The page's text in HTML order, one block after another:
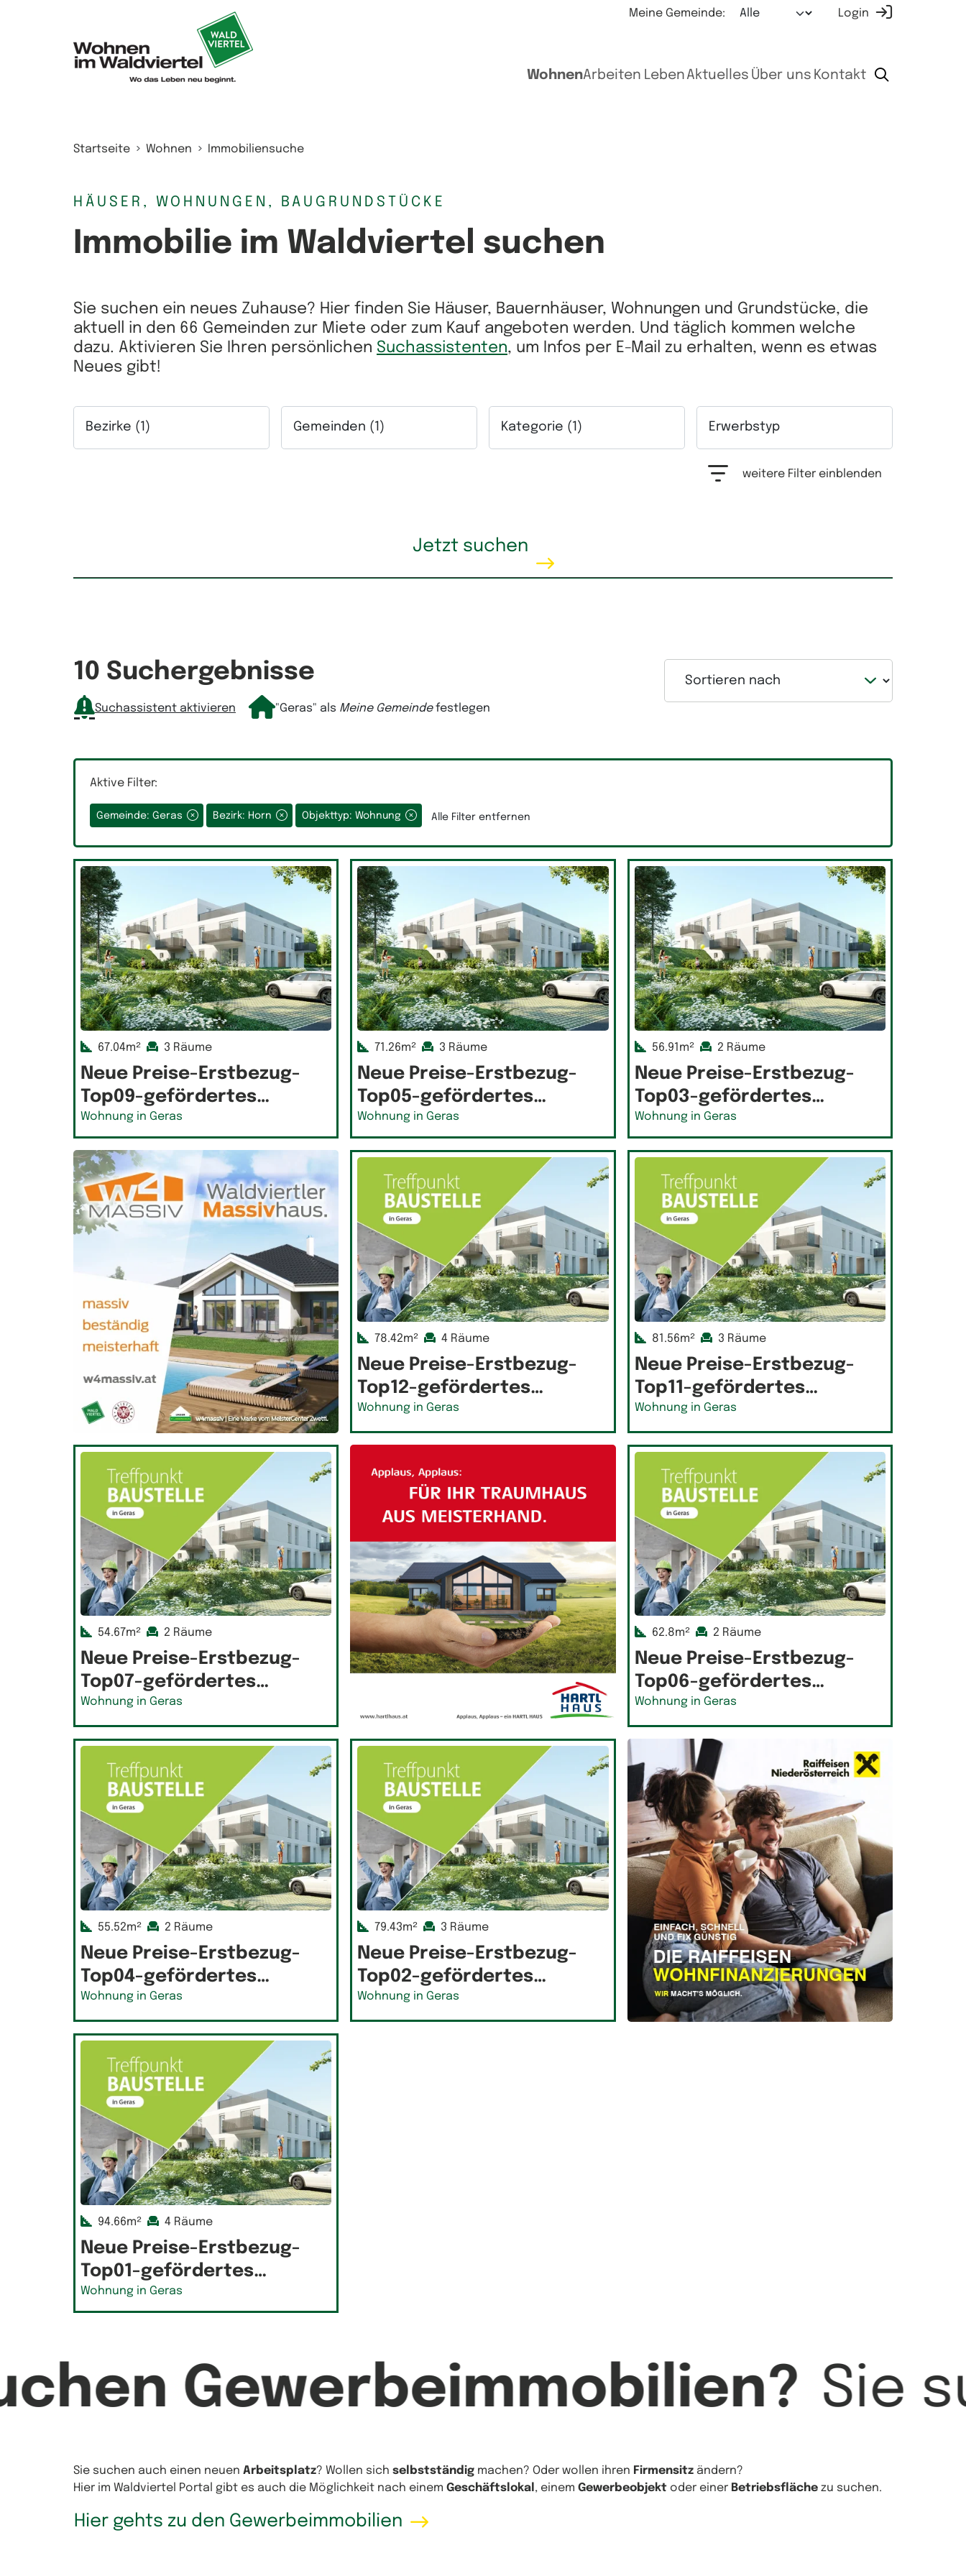
Meine Gemeinde: Login
WohnenArbeiten Leben Aktuelles Über uns Kontakt
Startseite Wohnen Immobiliensuche
HÄUSER, WOHNUNGEN, BAUGRUNDSTÜCKE
Immobilie im Waldviertel suchen
Sie suchen ein neues Zuhause? Hier finden Sie Häuser, Bauernhäuser, Wohnungen und Grundstücke, die
aktuell in den 66 Gemeinden zur Miete oder zum Kauf angeboten werden. Und täglich kommen welche
dazu. Aktivieren Sie Ihren persönlichen Suchassistenten, um Infos per E-Mail zu erhalten, wenn es etwas
Neues gibt!
Bezirke (1) Gemeinden (1) Kategorie (1) Erwerbstyp
weitere Filter einblenden
Auswahlfeld Räume.
Jetzt suchen
10 Suchergebnisse
Suchassistent aktivieren "Geras" als Meine Gemeindefestlegen
Aktive Filter:
Gemeinde: Geras Bezirk: Horn Objekttyp: Wohnung Alle Filter entfernen
67.04m² 3 Räume
Neue Preise-Erstbezug-
Top09-gefördertes…
Wohnung in Geras
71.26m² 3 Räume
Neue Preise-Erstbezug-
Top05-gefördertes…
Wohnung in Geras
56.91m² 2 Räume
Neue Preise-Erstbezug-
Top03-gefördertes…
Wohnung in Geras
78.42m² 4 Räume
Neue Preise-Erstbezug-
Top12-gefördertes…
Wohnung in Geras
81.56m² 3 Räume
Neue Preise-Erstbezug-
Top11-gefördertes…
Wohnung in Geras
54.67m² 2 Räume
Neue Preise-Erstbezug-
Top07-gefördertes…
Wohnung in Geras
62.8m² 2 Räume
Neue Preise-Erstbezug-
Top06-gefördertes…
Wohnung in Geras
55.52m² 2 Räume
Neue Preise-Erstbezug-
Top04-gefördertes…
Wohnung in Geras
79.43m² 3 Räume
Neue Preise-Erstbezug-
Top02-gefördertes…
Wohnung in Geras
94.66m² 4 Räume
Neue Preise-Erstbezug-
Top01-gefördertes…
Wohnung in Geras
Gewerbeimmobilien? Sie
Sie suchen auch einen neuen Arbeitsplatz? Wollen sich selbstständig machen? Oder wollen ihren Firmensitz ändern?
Hier im Waldviertel Portal gibt es auch die Möglichkeit nach einem Geschäftslokal , einem Gewerbeobjekt oder einer Betriebsfläche zu suchen.
Hier gehts zu den Gewerbeimmobilien